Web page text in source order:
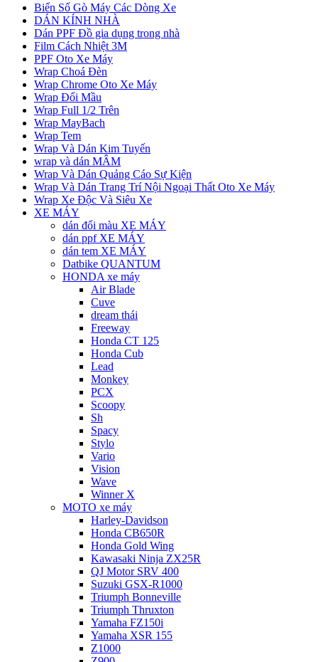
Biển Số Gò Máy Các Dòng Xe
DÁN KÍNH NHÀ
Dán PPF Đồ gia dụng trong nhà
Film Cách Nhiệt 3M
PPF Oto Xe Máy
Wrap Choá Đèn
Wrap Chrome Oto Xe Máy
Wrap Đổi Mầu
Wrap Full 1/2 Trên
Wrap MayBach
Wrap Tem
Wrap Và Dán Kim Tuyến
wrap và dán MÂM
Wrap Và Dán Quảng Cáo Sự Kiện
Wrap Và Dán Trang Trí Nội Ngoại Thất Oto Xe Máy
Wrap Xe Độc Và Siêu Xe
XE MÁY
dán đổi màu XE MÁY
dán ppf XE MÁY
dán tem XE MÁY
Datbike QUANTUM
HONDA xe máy
Air Blade
Cuve
dream thái
Freeway
Honda CT 125
Honda Cub
Lead
Monkey
PCX
Scoopy
Sh
Spacy
Stylo
Vario
Vision
Wave
Winner X
MOTO xe máy
Harley-Davidson
Honda CB650R
Honda Gold Wing
Kawasaki Ninja ZX25R
QJ Motor SRV 400
Suzuki GSX-R1000
Triumph Bonneville
Triumph Thruxton
Yamaha FZ150i
Yamaha XSR 155
Z1000